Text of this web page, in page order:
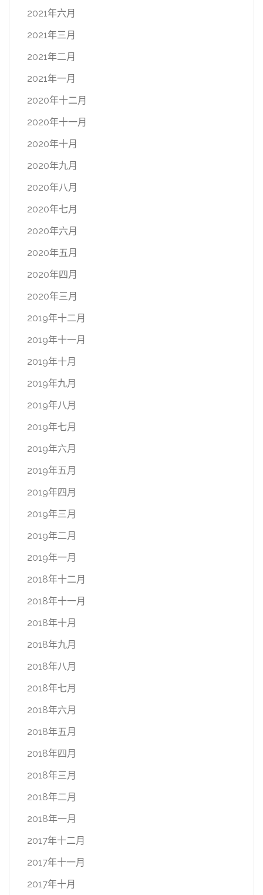
2021年六月
2021年三月
2021年二月
2021年一月
2020年十二月
2020年十一月
2020年十月
2020年九月
2020年八月
2020年七月
2020年六月
2020年五月
2020年四月
2020年三月
2019年十二月
2019年十一月
2019年十月
2019年九月
2019年八月
2019年七月
2019年六月
2019年五月
2019年四月
2019年三月
2019年二月
2019年一月
2018年十二月
2018年十一月
2018年十月
2018年九月
2018年八月
2018年七月
2018年六月
2018年五月
2018年四月
2018年三月
2018年二月
2018年一月
2017年十二月
2017年十一月
2017年十月